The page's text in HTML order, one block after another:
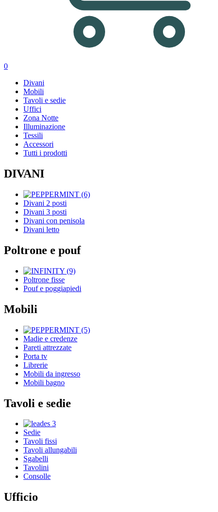
0
Divani
Mobili
Tavoli e sedie
Uffici
Zona Notte
Illuminazione
Tessili
Accessori
Tutti i prodotti
DIVANI
Divani 2 posti
Divani 3 posti
Divani con penisola
Divani letto
Poltrone e pouf
Poltrone fisse
Pouf e poggiapiedi
Mobili
Madie e credenze
Pareti attrezzate
Porta tv
Librerie
Mobili da ingresso
Mobili bagno
Tavoli e sedie
Sedie
Tavoli fissi
Tavoli allungabili
Sgabelli
Tavolini
Consolle
Ufficio